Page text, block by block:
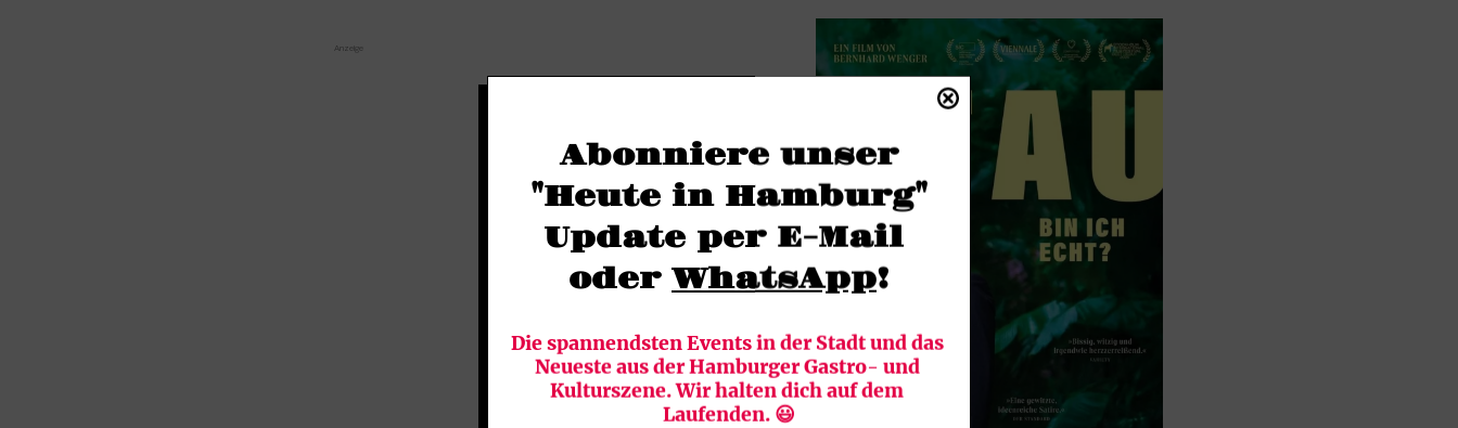
Abonniere unser
"Heute in Hamburg"
Update per E-Mail
oder WhatsApp!
Die spannendsten Events in der Stadt und das
Neueste aus der Hamburger Gastro- und
Kulturszene. Wir halten dich auf dem
Laufenden. 😃